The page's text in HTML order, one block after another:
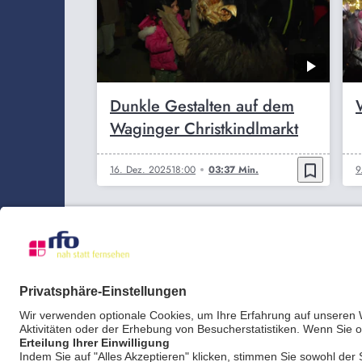
Dunkle Gestalten auf dem
Waginger Christkindlmarkt
16. Dez. 202518:00 03:37 Min. bookmark_border